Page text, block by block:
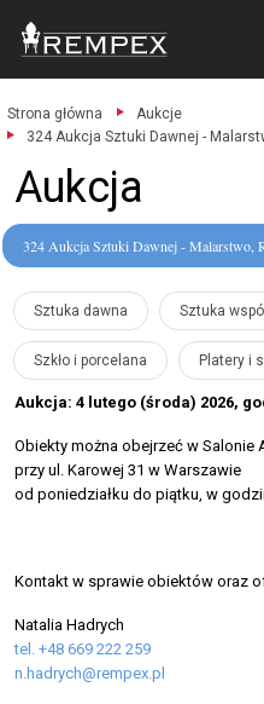
Strona główna
Aukcje
324 Aukcja Sztuki Dawnej -
Aukcja
324 Aukcja Sztuki Dawnej - Malarstwo,
Sztuka dawna Sztuka
Szkło i porcelana Platery i
Aukcja: 4 lutego (środa) 2026,
Obiekty można obejrzeć w Salonie
przy ul. Karowej 31 w Warszawie
od poniedziałku do piątku, w
Kontakt w sprawie obiektów oraz
Natalia Hadrych
tel. +48 669 222 259
n.hadrych@rempex.pl